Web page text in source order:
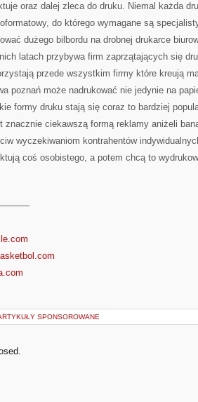
oraz dalej zleca do druku. Niemal każda
do którego wymagane są
dużego bilbordu na drobnej drukarce
latach przybywa firm zaprzątających się
przede wszystkim firmy które kreują
poznań może nadrukować nie jedynie na
formy druku stają się coraz to bardziej
znacznie ciekawszą formą reklamy aniżeli
wyczekiwaniom kontrahentów
coś osobistego, a potem chcą to
SPONSOROWANE